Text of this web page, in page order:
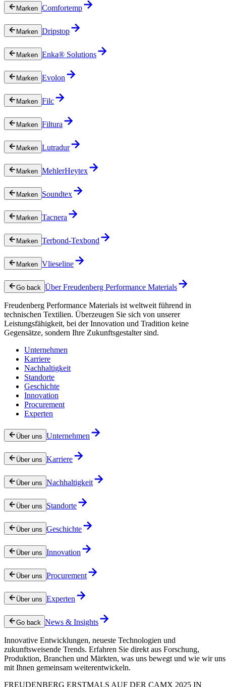
Marken Comfortemp
Marken Dripstop
Marken Enka® Solutions
Marken Evolon
Marken Filc
Marken Filtura
Marken Lutradur
Marken MehlerHeytex
Marken Soundtex
Marken Tacnera
Marken Terbond-Texbond
Marken Vlieseline
Go back Über Freudenberg Performance Materials
Freudenberg Performance Materials ist weltweit führend in
technischen Textilien. Überzeugen Sie sich von unserer
Leistungsfähigkeit, bei der Innovation und Tradition keine
Gegensätze, sondern Ihre Zukunftsgestalter sind.
Unternehmen
Karriere
Nachhaltigkeit
Standorte
Geschichte
Innovation
Procurement
Experten
Über uns Unternehmen
Über uns Karriere
Über uns Nachhaltigkeit
Über uns Standorte
Über uns Geschichte
Über uns Innovation
Über uns Procurement
Über uns Experten
Go back News & Insights
Innovative Entwicklungen, neueste Technologien und
zukunftsweisende Trends. Erfahren Sie direkt aus Forschung,
Produktion, Branchen und Märkten, was uns bewegt und wie wir uns
mit Ihnen gemeinsam weiterentwickeln.
FREUDENBERG ERSTMALS AUF DER CAMX 2025 IN